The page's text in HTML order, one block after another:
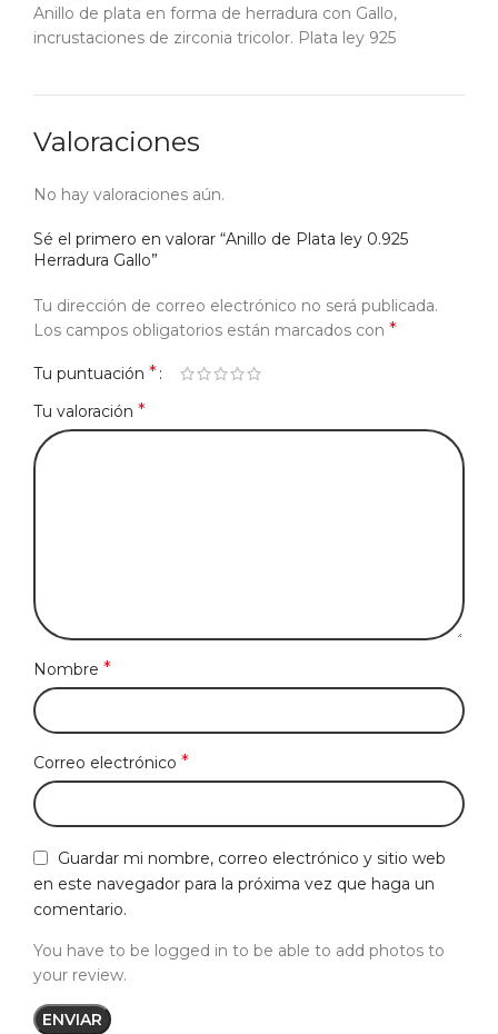
Anillo de plata en forma de herradura con Gallo,
incrustaciones de zirconia tricolor. Plata ley 925
Valoraciones
No hay valoraciones aún.
Sé el primero en valorar “Anillo de Plata ley 0.925
Herradura Gallo”
Tu dirección de correo electrónico no será publicada.
Los campos obligatorios están marcados con *
Tu puntuación *
Tu valoración *
Nombre *
Correo electrónico *
Guardar mi nombre, correo electrónico y sitio web
en este navegador para la próxima vez que haga un
comentario.
You have to be logged in to be able to add photos to
your review.